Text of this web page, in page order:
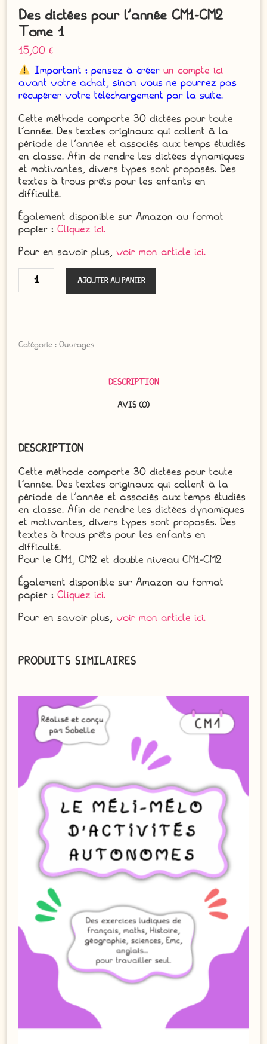
Des dictées pour l’année CM1-CM2
Tome 1
15,00€
Important : pensez à créer un compte ici
avant votre achat, sinon vous ne pourrez pas
récupérer votre téléchargement par la suite.
Cette méthode comporte 30 dictées pour toute
l’année. Des textes originaux qui collent à la
période de l’année et associés aux temps étudiés
en classe. Afin de rendre les dictées dynamiques
et motivantes, divers types sont proposés. Des
textes à trous prêts pour les enfants en
difficulté.
Également disponible sur Amazon au format
papier :Cliquez ici.
Pour en savoir plus,voir mon article ici.
quantité
de
l'année
AJOUTER AU PANIER
Catégorie :Ouvrages
DESCRIPTION
AVIS (0)
DESCRIPTION
Cette méthode comporte 30 dictées pour toute
l’année. Des textes originaux qui collent à la
période de l’année et associés aux temps étudiés
en classe. Afin de rendre les dictées dynamiques
et motivantes, divers types sont proposés. Des
textes à trous prêts pour les enfants en
difficulté.
Pour le CM1, CM2 et double niveau CM1-CM2
Également disponible sur Amazon au format
papier :Cliquez ici.
Pour en savoir plus,voir mon article ici.
PRODUITS SIMILAIRES